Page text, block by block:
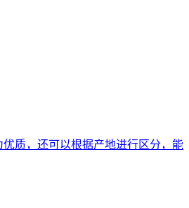
质，还可以根据产地进行区分，能